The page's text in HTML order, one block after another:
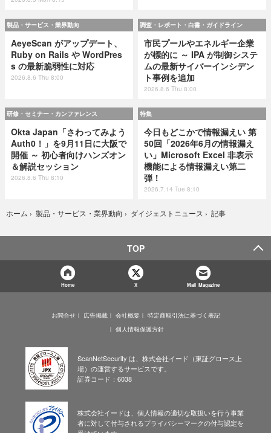
製品・サービス・業界動向
AeyeScan がアップデート、
Ruby on Rails や WordPres
s の最新脆弱性に対応
2026.8.6 Thu 8:00
調査・レポート・白書・ガイドライン
市民プールやエネルギー企業
が標的に ～ IPA が制御システ
ムの最新サイバーインシデン
ト事例を追加
2026.8.6 Thu 8:00
研修・セミナー・カンファレンス
Okta Japan「さわってみよう
Auth0！」を9月11日に大阪で
開催 ～ 初心者向けハンズオン
＆解説セッション
2026.8.6 Thu 8:10
特集
今日もどこかで情報漏えい 第
50回「2026年6月の情報漏え
い」Microsoft Excel 非表示
機能による情報漏えい第二
弾！
2026.7.14 Tue 8:10
ホーム › 製品・サービス・業界動向 › ダイジェストニュース › 記事
TOP
Home X Mail Magazine
お問合せ 広告掲載 会社概要
特定商取引法に基づく表記
個人情報保護方針
ScanNetSecurity は、株式会社イード（東証グロース上
場）の運営するサービスです。
証券コード：6038
株式会社イードは、個人情報の適切な取扱いを行う事業
者に対して付与されるプライバシーマークの付与認定を